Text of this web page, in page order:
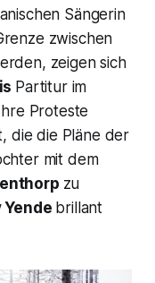
Sängerin
zwischen
zeigen sich
Partitur im
Proteste
die die Pläne der
mit dem
zu
Yende brillant